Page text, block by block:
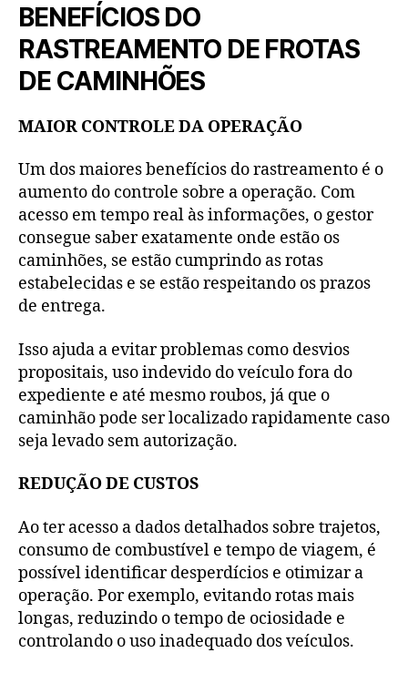
BENEFÍCIOS DO
RASTREAMENTO DE FROTAS
DE CAMINHÕES
MAIOR CONTROLE DA OPERAÇÃO
Um dos maiores benefícios do rastreamento é o
aumento do controle sobre a operação. Com
acesso em tempo real às informações, o gestor
consegue saber exatamente onde estão os
caminhões, se estão cumprindo as rotas
estabelecidas e se estão respeitando os prazos
de entrega.
Isso ajuda a evitar problemas como desvios
propositais, uso indevido do veículo fora do
expediente e até mesmo roubos, já que o
caminhão pode ser localizado rapidamente caso
seja levado sem autorização.
REDUÇÃO DE CUSTOS
Ao ter acesso a dados detalhados sobre trajetos,
consumo de combustível e tempo de viagem, é
possível identificar desperdícios e otimizar a
operação. Por exemplo, evitando rotas mais
longas, reduzindo o tempo de ociosidade e
controlando o uso inadequado dos veículos.